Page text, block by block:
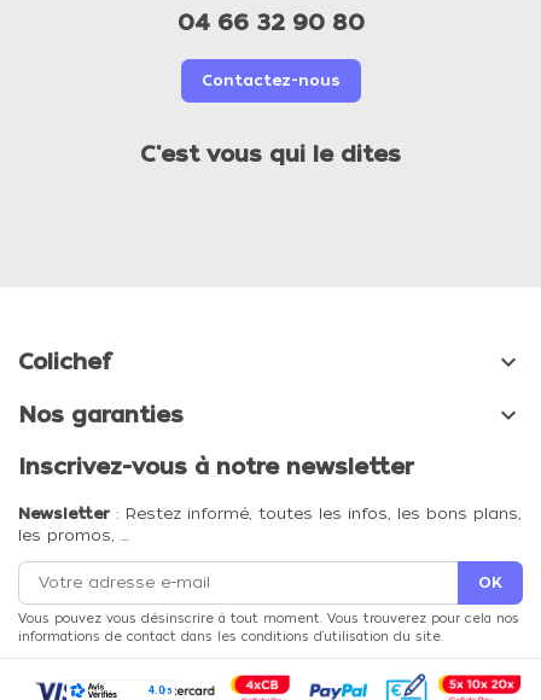
04 66 32 90 80
Contactez-nous
C'est vous qui le dites
Colichef 
Nos garanties 
Inscrivez-vous à notre newsletter
Newsletter : Restez informé, toutes les infos, les bons plans,
les promos, …
Vous pouvez vous désinscrire à tout moment. Vous trouverez pour cela nos
informations de contact dans les conditions d'utilisation du site.